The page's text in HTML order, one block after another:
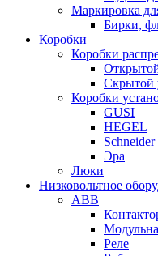
Маркировка
Бирки,
Коробки
Коробки
Скрытой
Коробки
GUSI
HEGEL
Эра
Люки
Низковольтное
ABB
Реле